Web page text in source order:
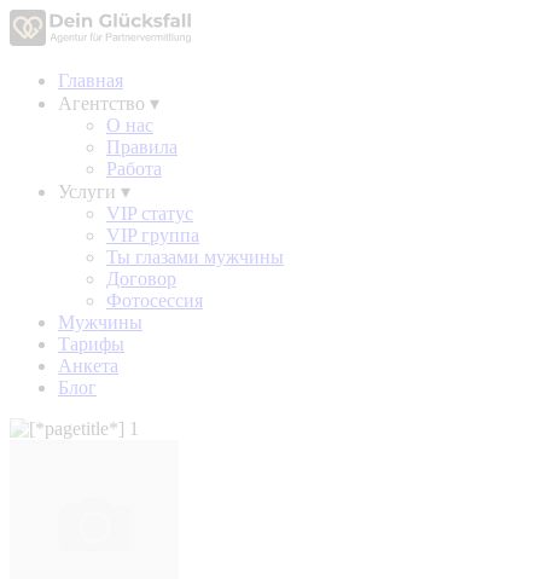
Главная
Агентство ▾
О нас
Правила
Работа
Услуги ▾
VIP статус
VIP группа
Ты глазами мужчины
Договор
Фотосессия
Мужчины
Тарифы
Анкета
Блог